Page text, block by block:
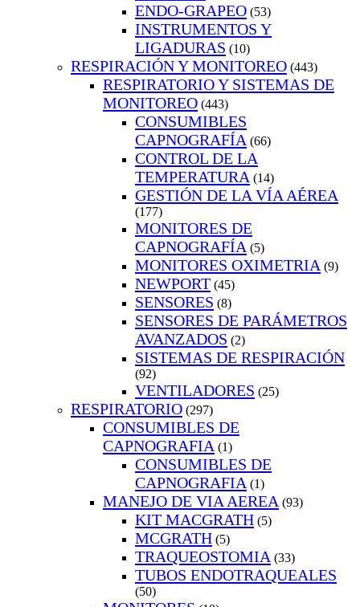
ENDO-GRAPEO (53)
INSTRUMENTOS Y
LIGADURAS (10)
RESPIRACIÓN Y MONITOREO (443)
RESPIRATORIO Y SISTEMAS DE
MONITOREO (443)
CONSUMIBLES
CAPNOGRAFÍA (66)
CONTROL DE LA
TEMPERATURA (14)
GESTIÓN DE LA VÍA AÉREA
(177)
MONITORES DE
CAPNOGRAFÍA (5)
MONITORES OXIMETRIA (9)
NEWPORT (45)
SENSORES (8)
SENSORES DE PARÁMETROS
AVANZADOS (2)
SISTEMAS DE RESPIRACIÓN
(92)
VENTILADORES (25)
RESPIRATORIO (297)
CONSUMIBLES DE
CAPNOGRAFIA (1)
CONSUMIBLES DE
CAPNOGRAFIA (1)
MANEJO DE VIA AEREA (93)
KIT MACGRATH (5)
MCGRATH (5)
TRAQUEOSTOMIA (33)
TUBOS ENDOTRAQUEALES
(50)